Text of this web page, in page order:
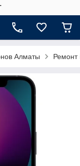
Алматы Ремонт